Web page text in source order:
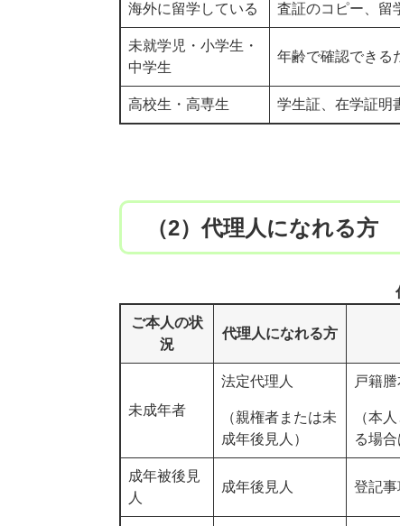
海外に留学している 査証のコピー、留
未就学児・小学生・
中学生
年齢で確認できる
高校生・高専生 学生証、在学証明
（2）代理人になれる方
ご本人の状
況
代理人になれる方
未成年者
法定代理人
（親権者または未
成年後見人）
戸籍謄
（本
る場合
成年被後見
人
成年後見人 登記